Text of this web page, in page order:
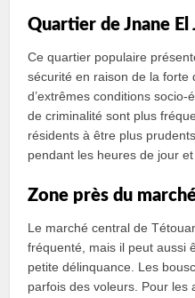
Quartier de Jnane El
Ce quartier populaire
sécurité en raison de la forte
d’extrêmes conditions
de criminalité sont plus
résidents à être plus
pendant les heures de jour
Zone près du
Le marché central de
fréquenté, mais il peut aussi
petite délinquance. Les
parfois des voleurs. Pour les